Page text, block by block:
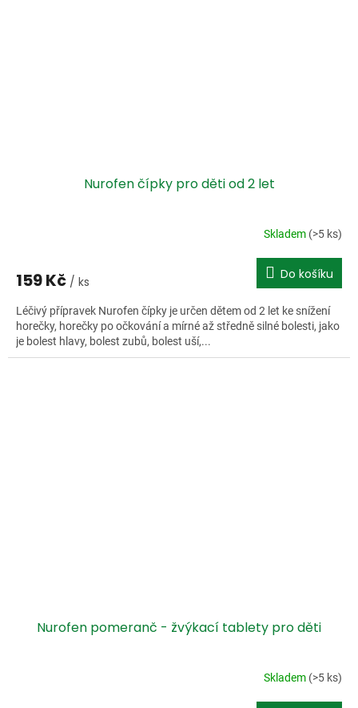
Nurofen čípky pro děti od 2 let
Skladem (>5 ks)
159 Kč / ks Do košíku
Léčivý přípravek Nurofen čípky je určen dětem od 2 let ke snížení
horečky, horečky po očkování a mírné až středně silné bolesti, jako
je bolest hlavy, bolest zubů, bolest uší,...
Nurofen pomeranč - žvýkací tablety pro děti
Skladem (>5 ks)